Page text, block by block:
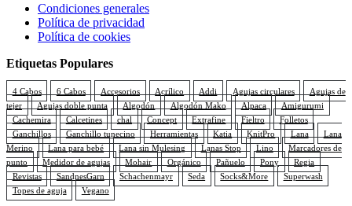
Condiciones generales
Política de privacidad
Política de cookies
Etiquetas Populares
4 Cabos 6 Cabos Accesorios Acrílico Addi Agujas circulares
Agujas de
tejer
Agujas doble punta Algodón Algodón Mako Alpaca
Amigurumi
Cachemira
Calcetines chal Concept Extrafine Fieltro
Folletos
Ganchillos
Ganchillo tunecino Herramientas Katia KnitPro Lana
Lana
Merino
Lana para bebé Lana sin Mulesing Lanas Stop Lino
Marcadores de
punto
Medidor de agujas Mohair Orgánico Pañuelo Pony
Regia
Revistas
SandnesGarn Schachenmayr Seda Socks&More
Superwash
Topes de aguja
Vegano